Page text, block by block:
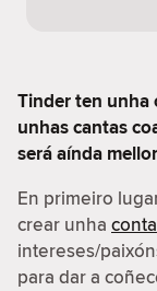
Tinder ten unha
unhas cantas
será aínda
En primeiro
crear unha conta
intereses/
para dar a